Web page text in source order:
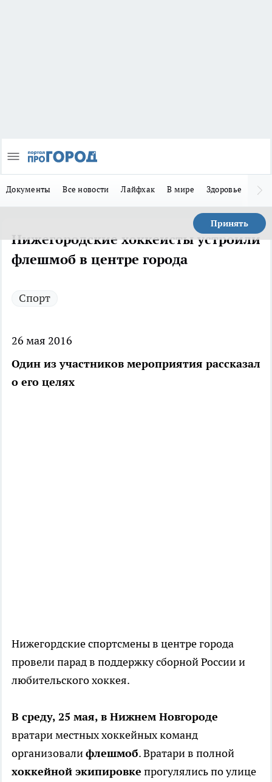
Документы Все новости Лайфхак В мире Здоровье
Принять
Нижегородские хоккеисты устроили
флешмоб в центре города
Спорт
26 мая 2016
Один из участников мероприятия рассказал
о его целях
Нижегордские спортсмены в центре города
провели парад в поддержку сборной России и
любительского хоккея.
В среду, 25 мая, в Нижнем Новгороде
вратари местных хоккейных команд
организовалифлешмоб. Вратари в полной
хоккейной экипировке прогулялись по улице